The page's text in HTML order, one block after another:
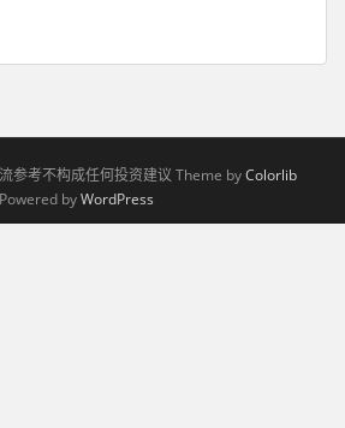
参考不构成任何投资建议 Theme byColorlib
Powered byWordPress